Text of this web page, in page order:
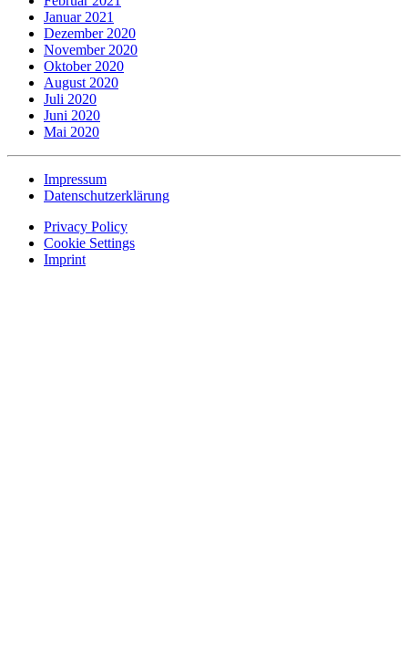
Januar 2021
Dezember 2020
November 2020
Oktober 2020
August 2020
Juli 2020
Juni 2020
Mai 2020
Impressum
Datenschutzerklärung
Privacy Policy
Cookie Settings
Imprint